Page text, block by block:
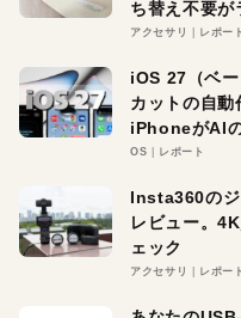
ち替え不要が
アクセサリ レポート
iOS 27（ベ
カットの自動
iPhoneがAI
OS レポート
Insta360の
レビュー。
ェック
アクセサリ レポート